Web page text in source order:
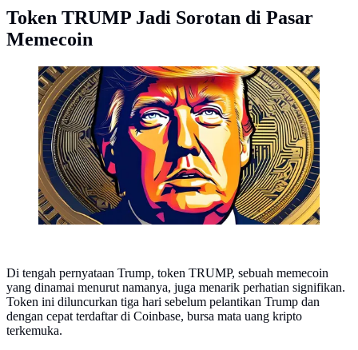
Token TRUMP Jadi Sorotan di Pasar
Memecoin
Aset kripto memecoin bertema Donald Trump
(TRUMP). (Foto: By AI)
Di tengah pernyataan Trump, token TRUMP, sebuah memecoin
yang dinamai menurut namanya, juga menarik perhatian signifikan.
Token ini diluncurkan tiga hari sebelum pelantikan Trump dan
dengan cepat terdaftar di Coinbase, bursa mata uang kripto
terkemuka.